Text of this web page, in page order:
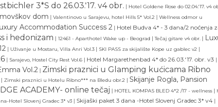
3*S do 26.03.'17. v4 obr. | Hotel Goldene Rose do 02.04.'17. v4
dom | Valentinovo u Sarajevu, hotel Hills 5* Vol.2 | Wellness odmor u
Accommodation Success 2 | Hotel Budva 4* - 3 dana/2 noćenja
i hedonizam | 12461 - Aparthotel Wake up - Beograd | Tečaj gitare v4 obr. |
| Uživanje u Mostaru, Villa Anri Vol.3 | SKI PASS za skijalište Kope uz gablec v2 |
| Sarajevo, Hostel City Rest Vol.6 | Hotel Margarethenbad 4* do 26.03.'17. obr. v3 |
Vol.2 | Zimski praznici u Glamping kućicama Ribno
| Zimski praznici u Hotelu Ribno*** na Bledu obr.2 | Skijanje Rogla, Pansion
ACADEMY- online tečaj | HOTEL KOMPAS BLED 4*2 /17 - wellness |
Hotel Slovenj Gradec 3* v3 | Skijaški paket 3 dana -Hotel Slovenj Gradec 3* v4 |